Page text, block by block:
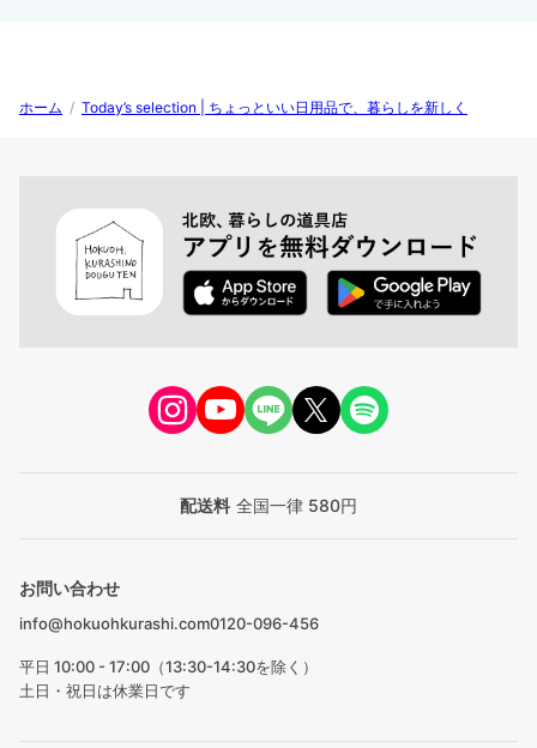
ホーム / Today’s selection | ちょっといい日用品で、暮らしを新しく
配送料 全国一律 580円
お問い合わせ
info@hokuohkurashi.com0120-096-456
平日 10:00 - 17:00（13:30-14:30を除く）
土日・祝日は休業日です